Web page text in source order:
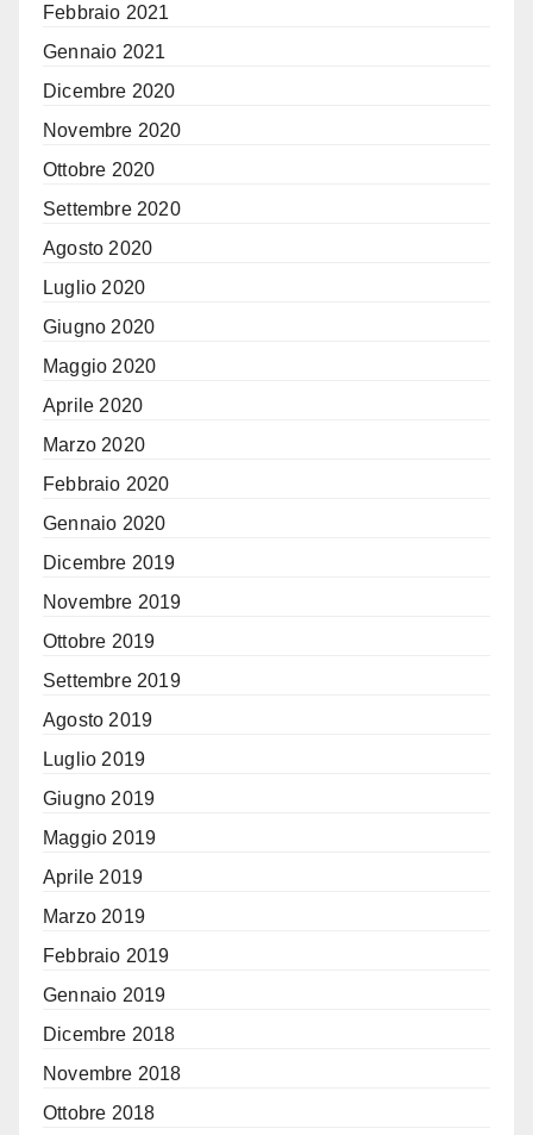
Febbraio 2021
Gennaio 2021
Dicembre 2020
Novembre 2020
Ottobre 2020
Settembre 2020
Agosto 2020
Luglio 2020
Giugno 2020
Maggio 2020
Aprile 2020
Marzo 2020
Febbraio 2020
Gennaio 2020
Dicembre 2019
Novembre 2019
Ottobre 2019
Settembre 2019
Agosto 2019
Luglio 2019
Giugno 2019
Maggio 2019
Aprile 2019
Marzo 2019
Febbraio 2019
Gennaio 2019
Dicembre 2018
Novembre 2018
Ottobre 2018